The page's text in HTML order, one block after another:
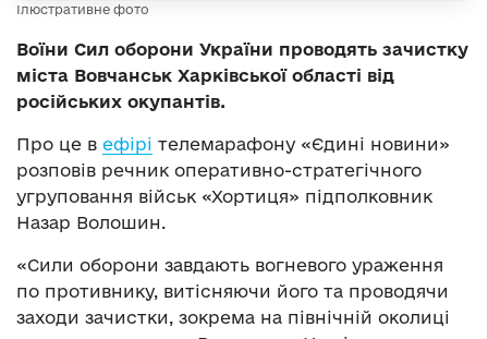
Ілюстративне фото
Воїни Сил оборони України проводять зачистку
міста Вовчанськ Харківської області від
російських окупантів.
Про це в ефірі телемарафону «Єдині новини»
розповів речник оперативно-стратегічного
угруповання військ «Хортиця» підполковник
Назар Волошин.
«Сили оборони завдають вогневого ураження
по противнику, витісняючи його та проводячи
заходи зачистки, зокрема на північній околиці